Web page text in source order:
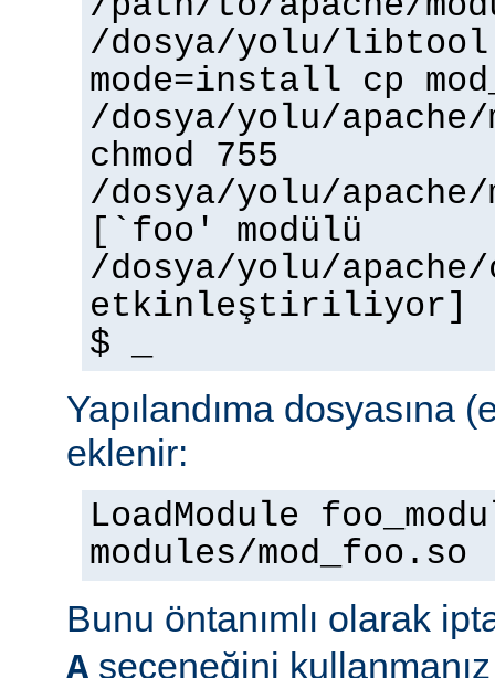
/dosya/yolu/
mode=install cp
/dosya/yolu/
chmod 755
/dosya/yolu/apache/
[`foo' modülü
/dosya/yolu/
etkinleştiriliyor]
$ _
Yapılandıma dosyasına
eklenir:
LoadModule
modules/mod_foo.so
Bunu öntanımlı olarak
A seçeneğini